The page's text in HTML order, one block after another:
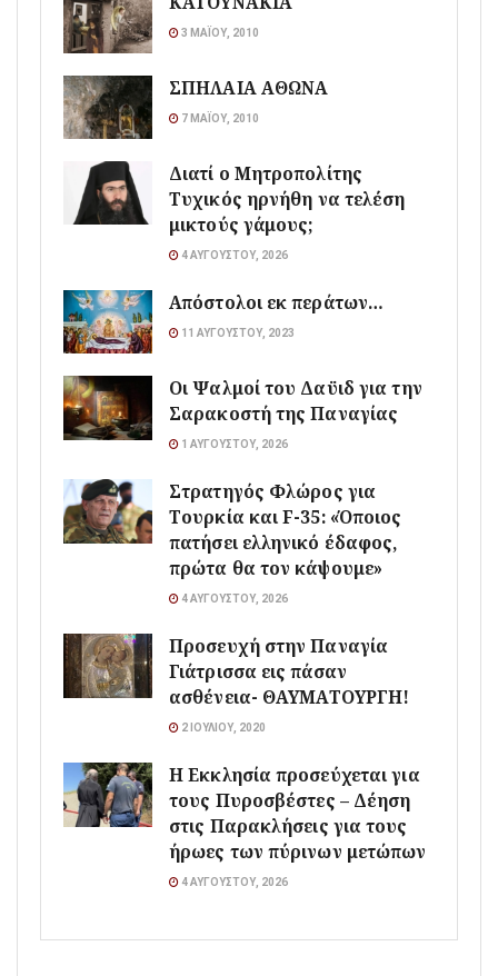
3 ΜΑΪ́ΟΥ, 2010
ΣΠΗΛΑΙΑ ΑΘΩΝΑ
7 ΜΑΪ́ΟΥ, 2010
Διατί ο Μητροπολίτης
Τυχικός ηρνήθη να τελέση
μικτούς γάμους;
4 ΑΥΓΟΎΣΤΟΥ, 2026
Απόστολοι εκ περάτων…
11 ΑΥΓΟΎΣΤΟΥ, 2023
Οι Ψαλμοί του Δαϋιδ για την
Σαρακοστή της Παναγίας
1 ΑΥΓΟΎΣΤΟΥ, 2026
Στρατηγός Φλώρος για
Τουρκία και F-35: «Όποιος
πατήσει ελληνικό έδαφος,
πρώτα θα τον κάψουμε»
4 ΑΥΓΟΎΣΤΟΥ, 2026
Προσευχή στην Παναγία
Γιάτρισσα εις πάσαν
ασθένεια- ΘΑΥΜΑΤΟΥΡΓΗ!
2 ΙΟΥΛΊΟΥ, 2020
Η Εκκλησία προσεύχεται για
τους Πυροσβέστες – Δέηση
στις Παρακλήσεις για τους
ήρωες των πύρινων μετώπων
4 ΑΥΓΟΎΣΤΟΥ, 2026